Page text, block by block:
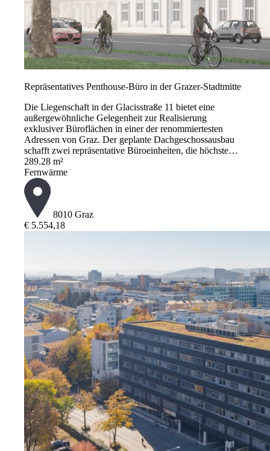
Repräsentatives Penthouse-Büro in der Grazer-Stadtmitte
Die Liegenschaft in der Glacisstraße 11 bietet eine
außergewöhnliche Gelegenheit zur Realisierung
exklusiver Büroflächen in einer der renommiertesten
Adressen von Graz. Der geplante Dachgeschossausbau
schafft zwei repräsentative Büroeinheiten, die höchste…
289.28 m²
Fernwärme
8010 Graz
€ 5.554,18